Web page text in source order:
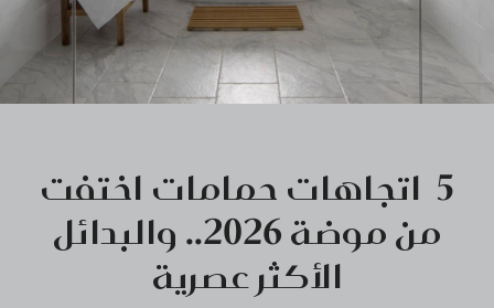
5 اتجاهات حمامات اختفت
من موضة 2026.. والبدائل
الأكثر عصرية